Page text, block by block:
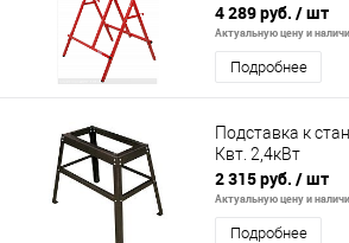
4 289 руб. / шт
Актуальную цену и
Подробнее
Подставка к
Квт. 2,4кВт
2 315 руб. / шт
Актуальную цену и
Подробнее